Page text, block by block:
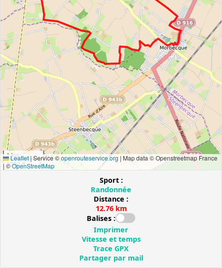
1 km
3000 ft
Leaflet|Service ©openrouteservice.org | Map data © Openstreetmap France
| ©OpenStreetMap
Sport :
Randonnée
Distance :
12.76 km
Balises :
Imprimer
Vitesse et temps
Trace GPX
Partager par mail